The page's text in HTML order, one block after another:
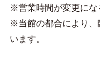
※営業時間が変更にな
※当館の都合により、
います。